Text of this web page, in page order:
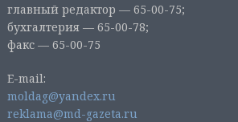
главный редактор — 65-00-75;
бухгалтерия — 65-00-78;
факс — 65-00-75
E-mail:
moldag@yandex.ru
reklama@md-gazeta.ru